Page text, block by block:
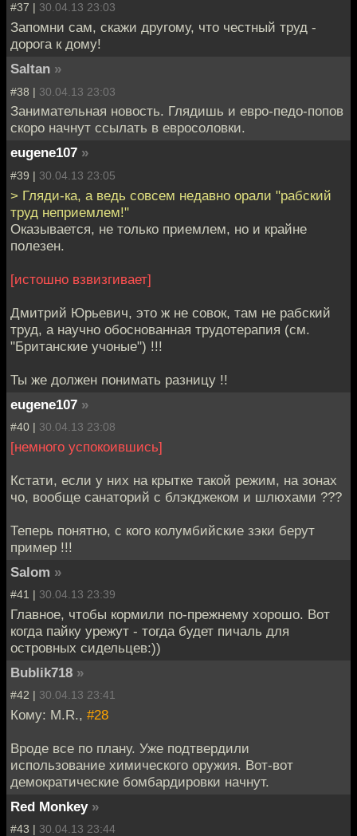
#37 | 30.04.13 23:03
Запомни сам, скажи другому, что честный труд -
дорога к дому!
Saltan »
#38 | 30.04.13 23:03
Занимательная новость. Глядишь и евро-педо-попов
скоро начнут ссылать в евросоловки.
eugene107 »
#39 | 30.04.13 23:05
> Гляди-ка, а ведь совсем недавно орали "рабский
труд неприемлем!"
Оказывается, не только приемлем, но и крайне
полезен.
[истошно взвизгивает]
Дмитрий Юрьевич, это ж не совок, там не рабский
труд, а научно обоснованная трудотерапия (см.
"Британские учоные") !!!
Ты же должен понимать разницу !!
eugene107 »
#40 | 30.04.13 23:08
[немного успокоившись]
Кстати, если у них на крытке такой режим, на зонах
чо, вообще санаторий с блэкджеком и шлюхами ???
Теперь понятно, с кого колумбийские зэки берут
пример !!!
Salom »
#41 | 30.04.13 23:39
Главное, чтобы кормили по-прежнему хорошо. Вот
когда пайку урежут - тогда будет пичаль для
островных сидельцев:))
Bublik718 »
#42 | 30.04.13 23:41
Кому: M.R., #28
Вроде все по плану. Уже подтвердили
использование химического оружия. Вот-вот
демократические бомбардировки начнут.
Red Monkey »
#43 | 30.04.13 23:44